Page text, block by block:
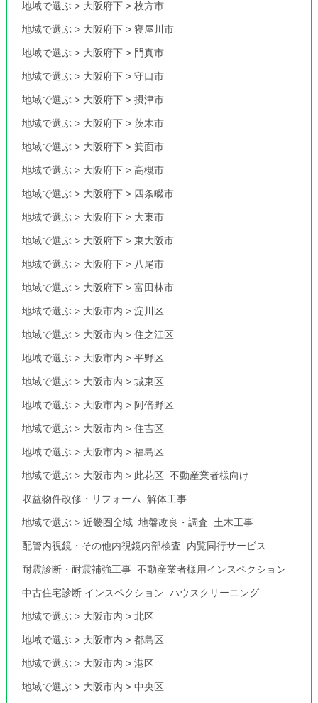
地域で選ぶ > 大阪府下 >枚方市
地域で選ぶ > 大阪府下 >寝屋川市
地域で選ぶ > 大阪府下 > 門真市
地域で選ぶ > 大阪府下 >守口市
地域で選ぶ > 大阪府下 >摂津市
地域で選ぶ > 大阪府下 >茨木市
地域で選ぶ > 大阪府下 >箕面市
地域で選ぶ > 大阪府下 >高槻市
地域で選ぶ > 大阪府下 > 四条畷市
地域で選ぶ > 大阪府下 > 大東市
地域で選ぶ > 大阪府下 >東大阪市
地域で選ぶ > 大阪府下 > 八尾市
地域で選ぶ > 大阪府下 >富田林市
地域で選ぶ > 大阪市内 >淀川区
地域で選ぶ > 大阪市内 >住之江区
地域で選ぶ > 大阪市内 >平野区
地域で選ぶ > 大阪市内 >城東区
地域で選ぶ > 大阪市内 >阿倍野区
地域で選ぶ > 大阪市内 >住吉区
地域で選ぶ > 大阪市内 >福島区
地域で選ぶ > 大阪市内 > 此花区 不動産業者様向け
収益物件改修・リフォーム 解体工事
地域で選ぶ >近畿圏全域 地盤改良・調査 土木工事
配管内視鏡・その他内視鏡内部検査 内覧同行サービス
耐震診断・耐震補強工事 不動産業者様用インスペクション
中古住宅診断 インスペクション ハウスクリーニング
地域で選ぶ > 大阪市内 >北区
地域で選ぶ > 大阪市内 >都島区
地域で選ぶ > 大阪市内 >港区
地域で選ぶ > 大阪市内 >中央区